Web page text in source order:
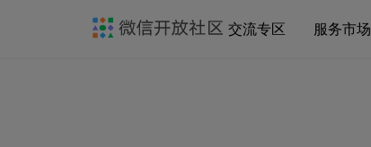
交流专区 服务市场